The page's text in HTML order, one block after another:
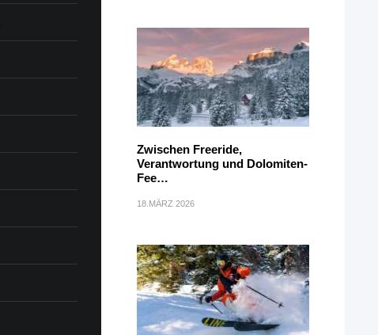
Zwischen Freeride,
Verantwortung und Dolomiten-
Fee…
18.MÄRZ 2026